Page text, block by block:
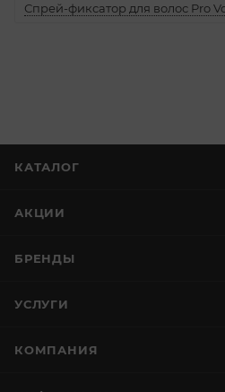
Спрей-фиксатор для волос Pro
КАТАЛОГ
АКЦИИ
БРЕНДЫ
УСЛУГИ
КОМПАНИЯ